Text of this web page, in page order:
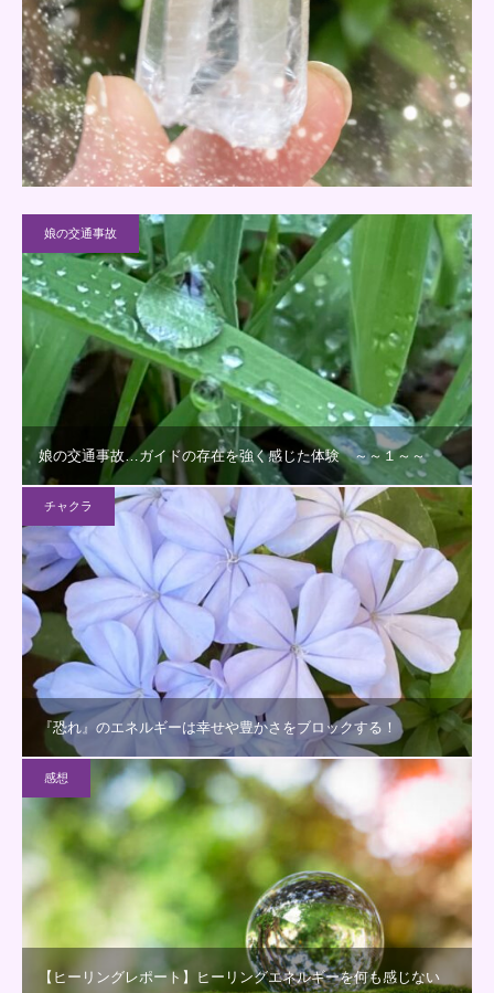
娘の交通事故
娘の交通事故…ガイドの存在を強く感じた体験 ～～１～～
チャクラ
『恐れ』のエネルギーは幸せや豊かさをブロックする！
感想
【ヒーリングレポート】ヒーリングエネルギーを何も感じない